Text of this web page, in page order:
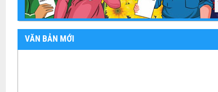
VĂN BẢN MỚI